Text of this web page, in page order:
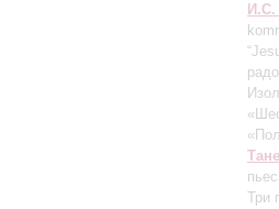
И.С.
Три